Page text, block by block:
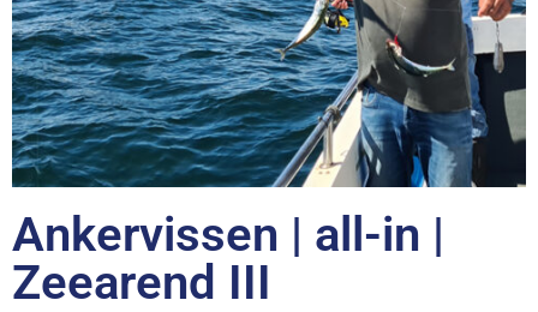
Ankervissen | all-in |
Zeearend III